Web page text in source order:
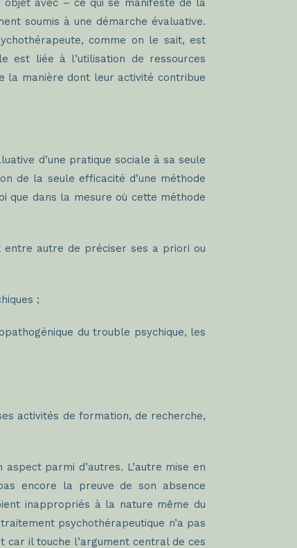
avec – ce qui se manifeste de la
soumis à une démarche évaluative.
comme on le sait, est
est liée à l’utilisation de ressources
la manière dont leur activité contribue
d’une pratique sociale à sa seule
de la seule efficacité d’une méthode
que dans la mesure où cette méthode
entre autre de préciser ses a priori ou
;
du trouble psychique, les
activités de formation, de recherche,
parmi d’autres. L’autre mise en
encore la preuve de son absence
inappropriés à la nature même du
psychothérapeutique n’a pas
car il touche l’argument central de ces